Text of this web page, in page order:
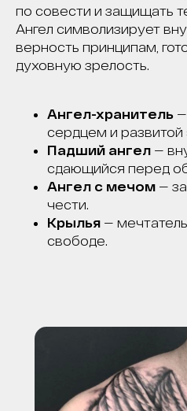
по совести и защищать
Ангел символизирует
верность принципам,
духовную зрелость.
Ангел-хранитель
сердцем и развитой
Падший ангел —
сдающийся перед
Ангел с мечом —
чести.
Крылья —
свободе.
УДАЛИМ ТВОЕ
И ТАТУАЖ В
С
РЕЗУЛЬТАТА*
Выберите город